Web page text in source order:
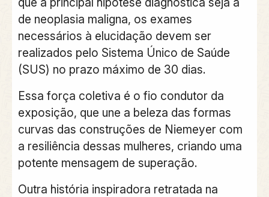
de neoplasia maligna, os exames
necessários à elucidação devem ser
realizados pelo Sistema Único de Saúde
(SUS) no prazo máximo de 30 dias.
Essa força coletiva é o fio condutor da
exposição, que une a beleza das formas
curvas das construções de Niemeyer com
a resiliência dessas mulheres, criando uma
potente mensagem de superação.
Outra história inspiradora retratada na